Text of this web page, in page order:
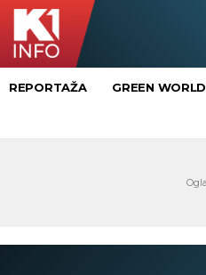
REPORTAŽA GREEN WORLD